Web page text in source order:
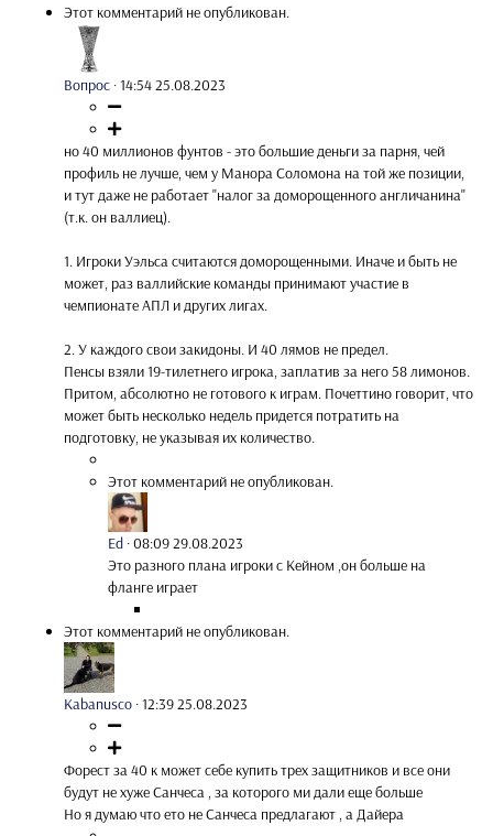
Этот комментарий не опубликован.
Вопрос ·14:54 25.08.2023
но 40 миллионов фунтов - это большие деньги за парня, чей
профиль не лучше, чем у Манора Соломона на той же позиции,
и тут даже не работает "налог за доморощенного англичанина"
(т.к. он валлиец).
1. Игроки Уэльса считаются доморощенными. Иначе и быть не
может, раз валлийские команды принимают участие в
чемпионате АПЛ и других лигах.
2. У каждого свои закидоны. И 40 лямов не предел.
Пенсы взяли 19-тилетнего игрока, заплатив за него 58 лимонов.
Притом, абсолютно не готового к играм. Почеттино говорит, что
может быть несколько недель придется потратить на
подготовку, не указывая их количество.
Этот комментарий не опубликован.
Ed ·08:09 29.08.2023
Это разного плана игроки с Кейном ,он больше на
фланге играет
Этот комментарий не опубликован.
Kabanusco ·12:39 25.08.2023
Форест за 40 к может себе купить трех защитников и все они
будут не хуже Санчеса , за которого ми дали еще больше
Но я думаю что ето не Санчеса предлагают , а Дайера